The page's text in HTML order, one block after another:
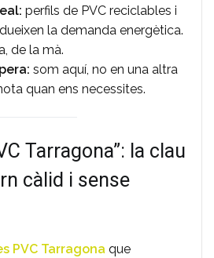
perfils de PVC reciclables i
la demanda energètica.
de la mà.
som aquí, no en una altra
quan ens necessites.
Tarragona”: la clau
càlid i sense
PVC Tarragona que